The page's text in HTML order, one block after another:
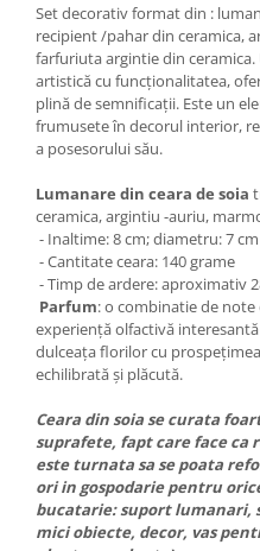
Set decorativ format din :
recipient /pahar din ceramica,
farfuriuta argintie din
artistică cu funcționalitatea,
plină de semnificații. Este un
frumusete în decorul interior,
a posesorului său.
Lumanare din ceara de soia
ceramica, argintiu -auriu,
- Inaltime: 8 cm; diametru: 7 cm
- Cantitate ceara: 140 grame
- Timp de ardere: aproximativ
Parfum: o combinatie de
experiență olfactivă
dulceața florilor cu
echilibrată și plăcută.
Ceara din soia se curata
suprafete, fapt care face ca
este turnata sa se poata
ori in gospodarie pentru
bucatarie: suport lumanari,
mici obiecte, decor, vas